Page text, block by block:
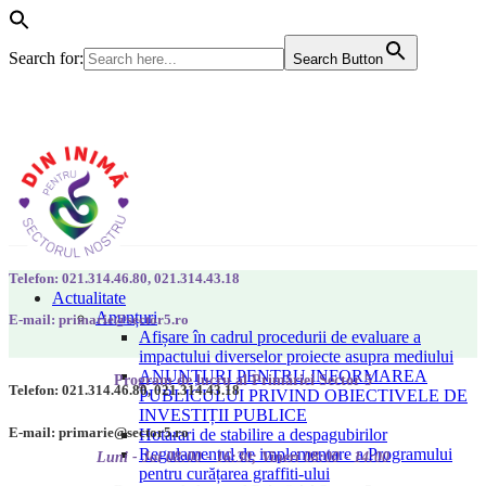
Search for: Search Button
Actualitate
Anunțuri
Afișare în cadrul procedurii de evaluare a
impactului diverselor proiecte asupra mediului
ANUNȚURI PENTRU INFORMAREA
PUBLICULUI PRIVIND OBIECTIVELE DE
INVESTIȚII PUBLICE
Hotarari de stabilire a despagubirilor
Regulamentul de implementare a Programului
pentru curățarea graffiti-ului
Telefon: 021.314.46.80, 021.314.43.18
E-mail: primarie@sector5.ro
Program de lucru al Primăriei Sector 5
Luni - Joi 08:00 - 16:30; Vineri 08:00 - 14:00
Telefon: 021.314.46.80, 021.314.43.18
E-mail: primarie@sector5.ro